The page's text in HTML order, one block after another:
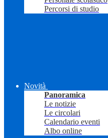
Percorsi di studio
Novità
Panoramica
Le notizie
Le circolari
Calendario eventi
Albo online